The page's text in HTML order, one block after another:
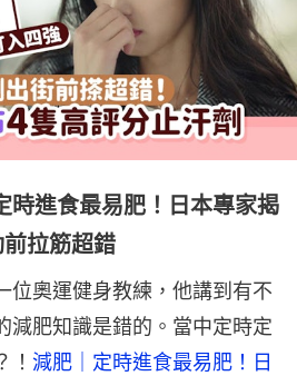
時進食最易肥！日本專家揭
拉筋超錯
位奧運健身教練，他講到有不
減肥知識是錯的。當中定時定
！ 減肥｜定時進食最易肥！日